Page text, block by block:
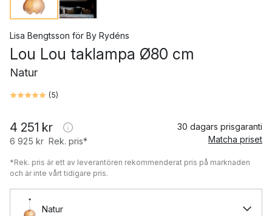
Lisa Bengtsson för By Rydéns
Lou Lou taklampa Ø80 cm
Natur
(5)
4 251 kr
6 925 kr Rek. pris*
30 dagars prisgaranti
Matcha priset
*Rek. pris är ett av leverantören rekommenderat pris på marknaden
och är inte vårt tidigare pris.
Natur